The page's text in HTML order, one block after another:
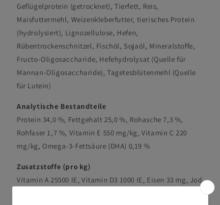
Geflügelprotein (getrocknet), Tierfett, Reis,
Maisfuttermehl, Weizenkleberfutter, tierisches Protein
(hydrolysiert), Lignozellulose, Hefen,
Rübentrockenschnitzel, Fischöl, Sojaöl, Mineralstoffe,
Fructo-Oligosaccharide, Hefehydrolysat (Quelle für
Mannan-Oligosaccharide), Tagetesblütenmehl (Quelle
für Lutein)
Analytische Bestandteile
Protein 34,0 %, Fettgehalt 25,0 %, Rohasche 7,3 %,
Rohfaser 1,7 %, Vitamin E 550 mg/kg, Vitamin C 220
mg/kg, Omega-3-Fettsäure (DHA) 0,19 %
Zusatzstoffe (pro kg)
Vitamin A 25500 IE, Vitamin D3 1000 IE, Eisen 33 mg, Jod
3,3 mg, Kupfer 10 mg, Mangan 43 mg, Zink 130 mg, Selen